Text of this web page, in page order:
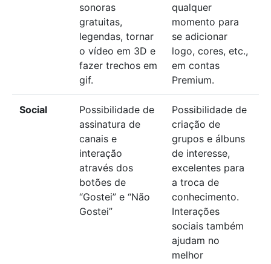
sonoras
gratuitas,
legendas, tornar
o vídeo em 3D e
fazer trechos em
gif.
qualquer
momento para
se adicionar
logo, cores, etc.,
em contas
Premium.
Social
Possibilidade de
assinatura de
canais e
interação
através dos
botões de
“Gostei” e “Não
Gostei”
Possibilidade de
criação de
grupos e álbuns
de interesse,
excelentes para
a troca de
conhecimento.
Interações
sociais também
ajudam no
melhor